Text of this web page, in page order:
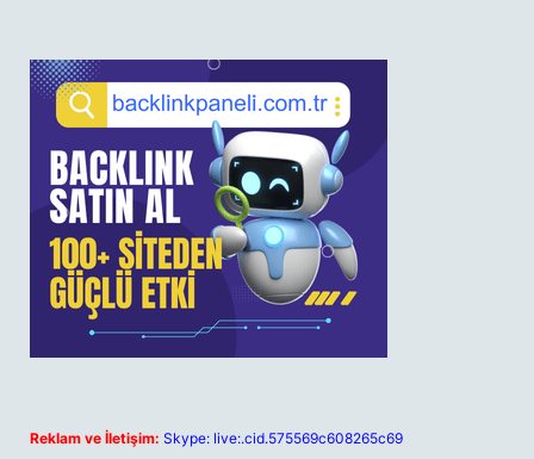
Reklam ve İletişim: Skype: live:.cid.575569c608265c69